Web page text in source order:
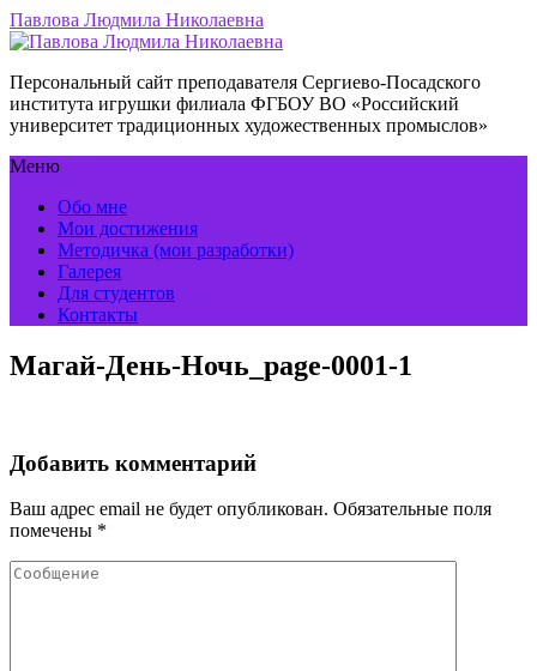
Павлова Людмила Николаевна
Персональный сайт преподавателя Сергиево-Посадского
института игрушки филиала ФГБОУ ВО «Российский
университет традиционных художественных промыслов»
Меню
Обо мне
Мои достижения
Методичка (мои разработки)
Галерея
Для студентов
Контакты
Магай-День-Ночь_page-0001-1
Добавить комментарий
Ваш адрес email не будет опубликован. Обязательные поля
помечены *